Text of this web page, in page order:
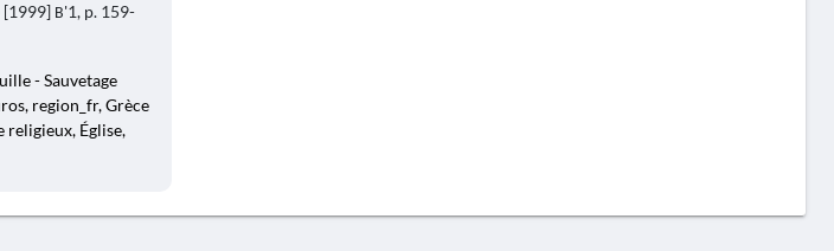
Β'1, p. 159-
- Sauvetage
region_fr, Grèce
Église,